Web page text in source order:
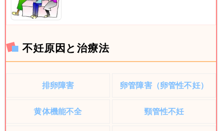
不妊原因と治療法
排卵障害 卵管障害（卵管性不妊）
黄体機能不全 頸管性不妊